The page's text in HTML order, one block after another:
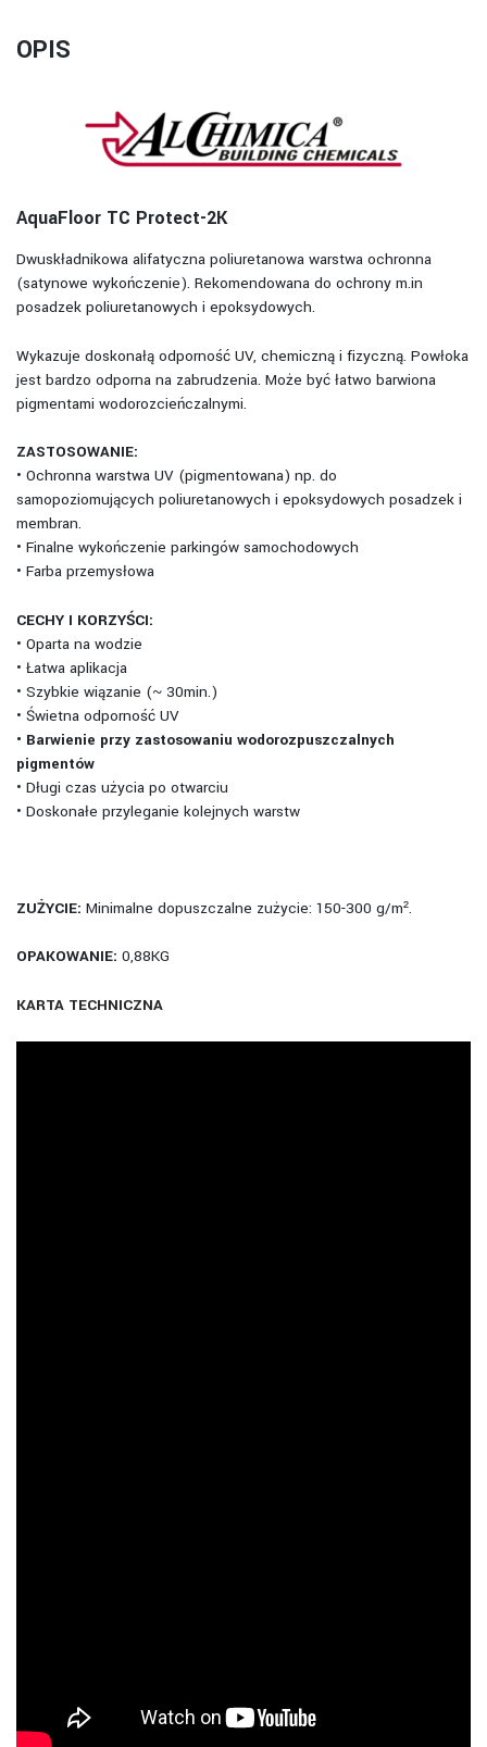
OPIS
AquaFloor TC Protect-2K
Dwuskładnikowa alifatyczna poliuretanowa warstwa ochronna
(satynowe wykończenie). Rekomendowana do ochrony m.in
posadzek poliuretanowych i epoksydowych.
Wykazuje doskonałą odporność UV, chemiczną i fizyczną. Powłoka
jest bardzo odporna na zabrudzenia. Może być łatwo barwiona
pigmentami wodorozcieńczalnymi.
ZASTOSOWANIE:
• Ochronna warstwa UV (pigmentowana) np. do
samopoziomujących poliuretanowych i epoksydowych posadzek i
membran.
• Finalne wykończenie parkingów samochodowych
• Farba przemysłowa
CECHY I KORZYŚCI:
• Oparta na wodzie
• Łatwa aplikacja
• Szybkie wiązanie (~ 30min.)
• Świetna odporność UV
• Barwienie przy zastosowaniu wodorozpuszczalnych
pigmentów
• Długi czas użycia po otwarciu
• Doskonałe przyleganie kolejnych warstw
ZUŻYCIE: Minimalne dopuszczalne zużycie: 150-300 g/m².
OPAKOWANIE: 0,88KG
KARTA TECHNICZNA